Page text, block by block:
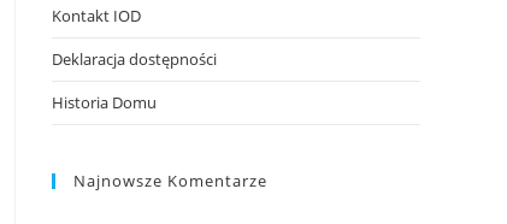
Kontakt IOD
Deklaracja dostępności
Historia Domu
Najnowsze Komentarze